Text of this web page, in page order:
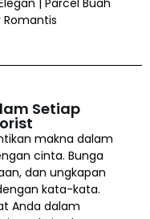
| Parcel Buah
Romantis
Setiap
makna dalam
cinta. Bunga
dan ungkapan
kata-kata.
Anda dalam